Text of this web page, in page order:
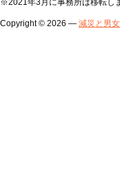
※2021年3月に事務所は移転し
Copyright © 2026 — 減災と男